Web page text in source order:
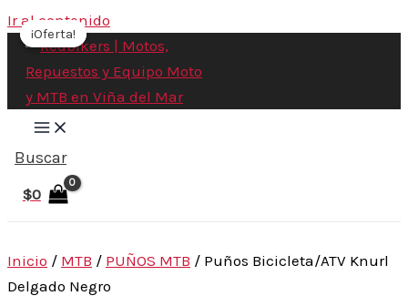
Ir al contenido
Buscar
$0
Inicio / MTB / PUÑOS MTB / Puños Bicicleta/ATV Knurl
Delgado Negro
¡Oferta!
¡Oferta!